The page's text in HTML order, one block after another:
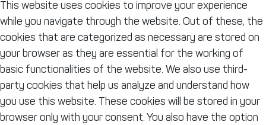
This website uses cookies to improve your experience
while you navigate through the website. Out of these, the
cookies that are categorized as necessary are stored on
your browser as they are essential for the working of
basic functionalities of the website. We also use third-
party cookies that help us analyze and understand how
you use this website. These cookies will be stored in your
browser only with your consent. You also have the option